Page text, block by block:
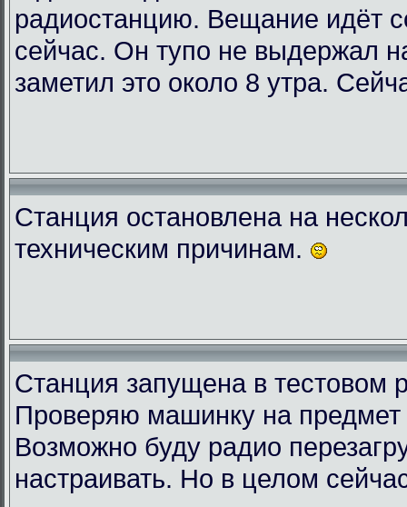
радиостанцию. Вещание идёт
сейчас. Он тупо не выдержал
заметил это около 8 утра.
Станция остановлена на
техническим причинам.
Станция запущена в тестовом
Проверяю машинку на предмет
Возможно буду радио
настраивать. Но в целом